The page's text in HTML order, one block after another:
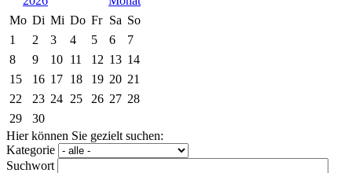
Mo Di Mi Do Fr Sa So
1
2 3 4 5 6
7
8
9 10 11 12 13 14
15
16 17 18 19 20 21
22
23 24 25 26 27 28
29
30
Hier können Sie gezielt suchen:
Kategorie
Suchwort